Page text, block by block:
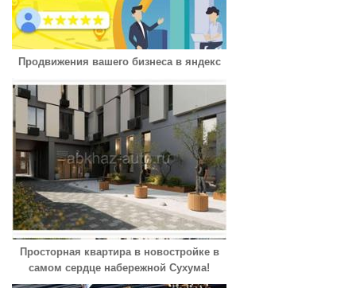
Продвижения вашего бизнеса в яндекс
Просторная квартира в новостройке в
самом сердце набережной Сухума!